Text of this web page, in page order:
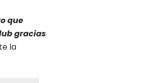
que
gracias
la